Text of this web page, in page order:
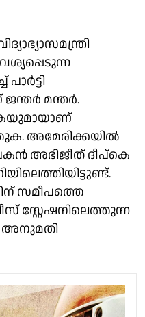
മന്തർ.
അമേരിക്കയിൽ
അഭിജീത് ദീപ്കെ
സമീപത്തെ
സ്റ്റേഷനിലെത്തുന്ന
അനുമതി